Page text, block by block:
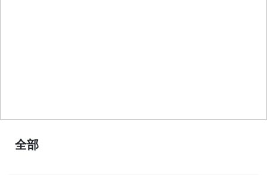
全部